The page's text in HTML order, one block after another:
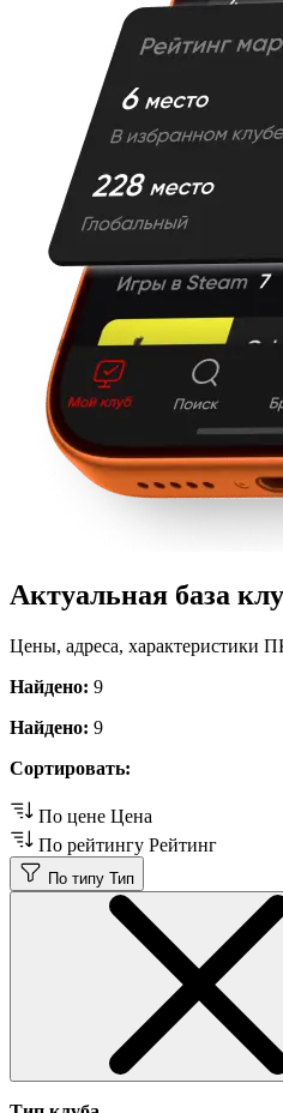
Актуальная база
Цены, адреса, характеристики
Найдено: 9
Найдено: 9
Сортировать:
По цене Цена
По рейтингу Рейтинг
По типу Тип